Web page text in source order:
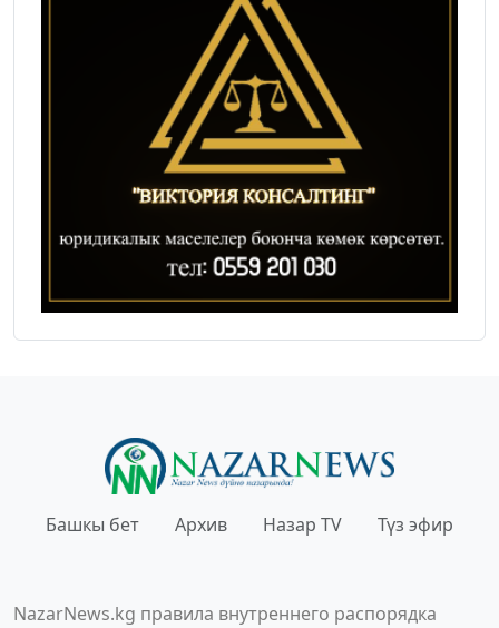
Башкы бет Архив Назар TV Түз эфир
NazarNews.kg правила внутреннего распорядка